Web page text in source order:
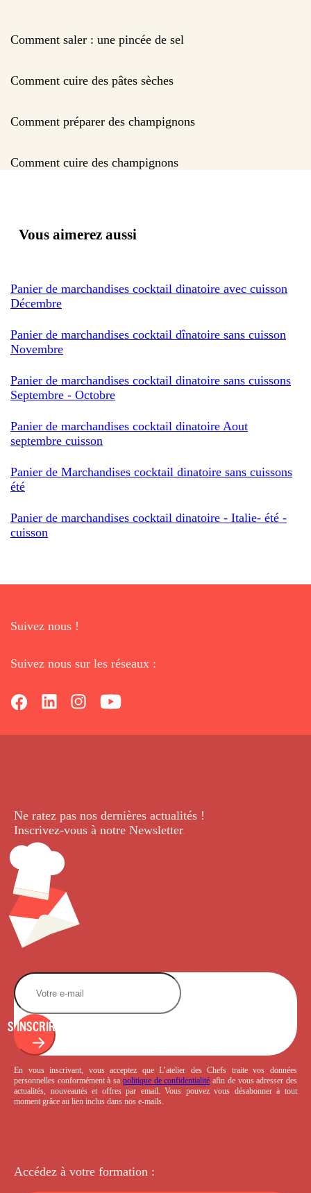
Comment saler : une pincée de sel
Comment cuire des pâtes sèches
Comment préparer des champignons
Comment cuire des champignons
Vous aimerez aussi
Panier de marchandises cocktail dinatoire avec cuisson
Décembre
Panier de marchandises cocktail dînatoire sans cuisson
Novembre
Panier de marchandises cocktail dinatoire sans cuissons
Septembre - Octobre
Panier de marchandises cocktail dinatoire Aout
septembre cuisson
Panier de Marchandises cocktail dinatoire sans cuissons
été
Panier de marchandises cocktail dinatoire - Italie- été -
cuisson
Suivez nous !
Suivez nous sur les réseaux :
Ne ratez pas nos dernières actualités !
Inscrivez-vous à notre Newsletter.
S'INSCRIRE
En vous inscrivant, vous acceptez que L’atelier des Chefs traite vos données
personnelles conformément à sa politique de confidentialité afin de vous adresser des
actualités, nouveautés et offres par email. Vous pouvez vous désabonner à tout
moment grâce au lien inclus dans nos e-mails.
Accédez à votre formation :